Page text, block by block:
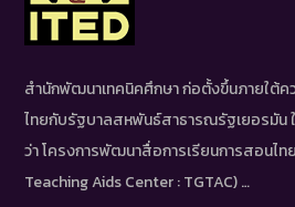
สำนักพัฒนาเทคนิคศึกษา ก่อตั้งขึ้นภายใต้ค
ไทยกับรัฐบาลสหพันธ์สาธารณรัฐเยอรมัน
ว่า โครงการพัฒนาสื่อการเรียนการสอนไ
Teaching Aids Center : TGTAC) …